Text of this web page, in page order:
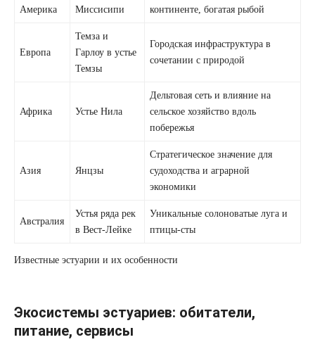
Известные эстуарии и их особенности
Америка
Миссисипи
континенте, богатая рыбой
Европа
Темзa и
Гарлоу в устье
Темзы
Городская инфраструктура в
сочетании с природой
Африка Устье Нила
Дельтовая сеть и влияние на
сельское хозяйство вдоль
побережья
Азия Янцзы
Стратегическое значение для
судоходства и аграрной
экономики
Австралия
Устья ряда рек
в Вест-Лейкe
Уникальные солоноватые луга и
птицы-сты
Экосистемы эстуариев: обитатели,
питание, сервисы